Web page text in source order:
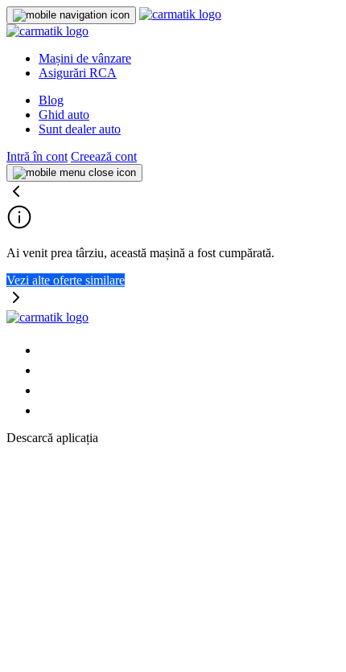
Mașini de vânzare
Asigurări RCA
Blog
Ghid auto
Sunt dealer auto
Intră în cont Creează cont
Ai venit prea târziu, această mașină a fost cumpărată.
Vezi alte oferte similare
Descarcă aplicația